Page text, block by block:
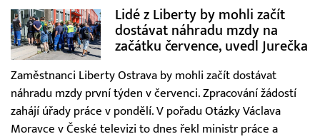
Lidé z Liberty by mohli začít
dostávat náhradu mzdy na
začátku července, uvedl Jurečka
Zaměstnanci Liberty Ostrava by mohli začít dostávat
náhradu mzdy první týden v červenci. Zpracování žádostí
zahájí úřady práce v pondělí. V pořadu Otázky Václava
Moravce v České televizi to dnes řekl ministr práce a